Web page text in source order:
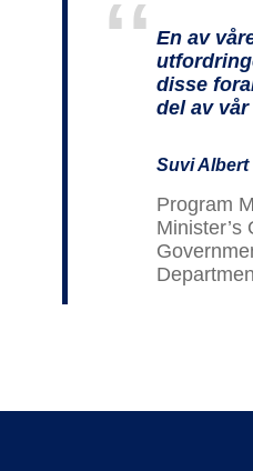
En av
disse
del av
Suvi Albert
Program
Minister’s